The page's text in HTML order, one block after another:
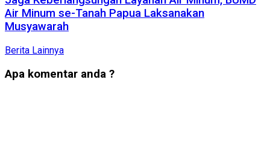
Air Minum se-Tanah Papua Laksanakan
Musyawarah
Berita Lainnya
Apa komentar anda ?